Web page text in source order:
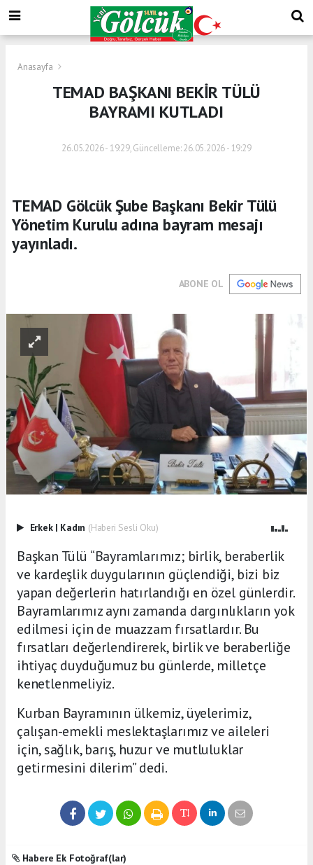
Anasayfa
TEMAD BAŞKANI BEKİR TÜLÜ
BAYRAMI KUTLADI
26.05.2026 - 19:29, Güncelleme: 26.05.2026 - 19:29
TEMAD Gölcük Şube Başkanı Bekir Tülü
Yönetim Kurulu adına bayram mesajı
yayınladı.
ABONE OL
Erkek | Kadın (Haberi Sesli Oku)
Başkan Tülü “Bayramlarımız; birlik, beraberlik
ve kardeşlik duygularının güçlendiği, bizi biz
yapan değerlerin hatırlandığı en özel günlerdir.
Bayramlarımız aynı zamanda dargınlıkların yok
edilmesi için de muazzam fırsatlardır. Bu
fırsatları değerlendirerek, birlik ve beraberliğe
ihtiyaç duyduğumuz bu günlerde, milletçe
kenetlenmeliyiz.
Kurban Bayramının ülkemiz, üyelerimiz,
çalışan-emekli meslektaşlarımız ve aileleri
için, sağlık, barış, huzur ve mutluluklar
getirmesini dilerim” dedi.
Habere Ek Fotoğraf(lar)